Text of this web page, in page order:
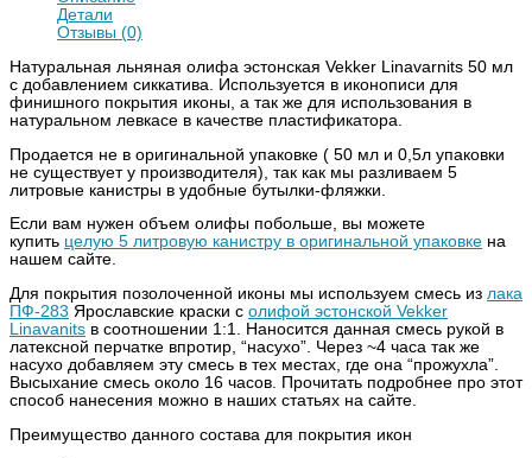
Детали
Отзывы (0)
Натуральная льняная олифа эстонская Vekker Linavarnits 50 мл
с добавлением сиккатива. Используется в иконописи для
финишного покрытия иконы, а так же для использования в
натуральном левкасе в качестве пластификатора.
Продается не в оригинальной упаковке ( 50 мл и 0,5л упаковки
не существует у производителя), так как мы разливаем 5
литровые канистры в удобные бутылки-фляжки.
Если вам нужен объем олифы побольше, вы можете
купить целую 5 литровую канистру в оригинальной упаковке на
нашем сайте.
Для покрытия позолоченной иконы мы используем смесь из лака
ПФ-283 Ярославские краски с олифой эстонской Vekker
Linavanits в соотношении 1:1. Наносится данная смесь рукой в
латексной перчатке впротир, “насухо”. Через ~4 часа так же
насухо добавляем эту смесь в тех местах, где она “прожухла”.
Высыхание смесь около 16 часов. Прочитать подробнее про этот
способ нанесения можно в наших статьях на сайте.
Преимущество данного состава для покрытия икон